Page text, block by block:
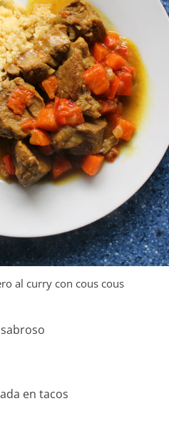
al curry con cous cous
en tacos